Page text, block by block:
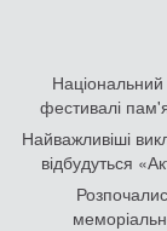
Національний
фестивалі
Найважливіші
відбудуться